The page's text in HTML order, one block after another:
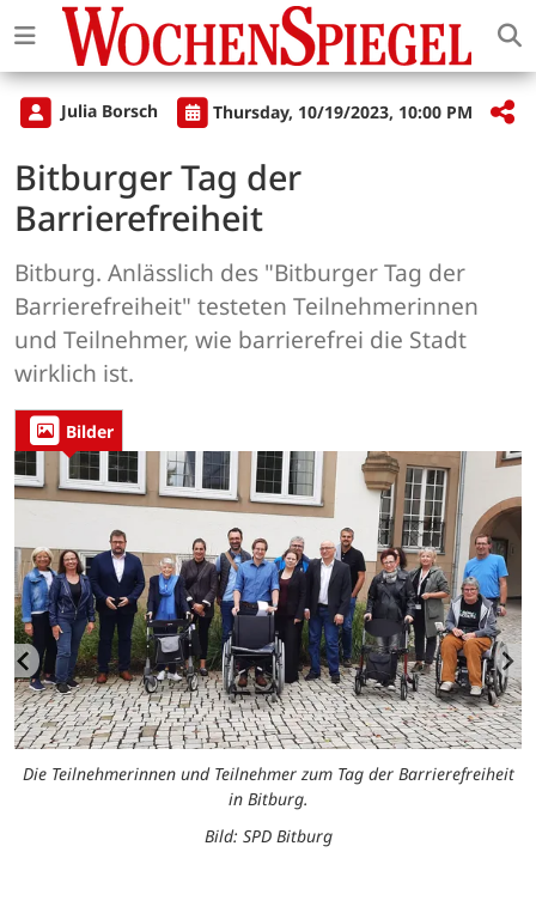
Julia Borsch Thursday, 10/19/2023, 10:00 PM
Bitburger Tag der
Barrierefreiheit
Bitburg. Anlässlich des "Bitburger Tag der
Barrierefreiheit" testeten Teilnehmerinnen
und Teilnehmer, wie barrierefrei die Stadt
wirklich ist.
Bilder
Die Teilnehmerinnen und Teilnehmer zum Tag der Barrierefreiheit
in Bitburg.
Bild: SPD Bitburg